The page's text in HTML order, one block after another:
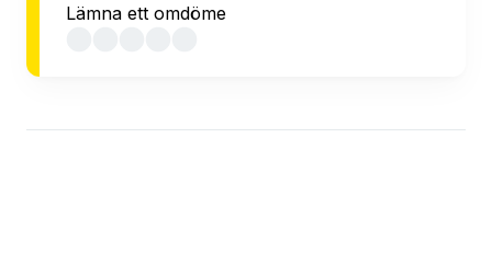
Lämna ett omdöme